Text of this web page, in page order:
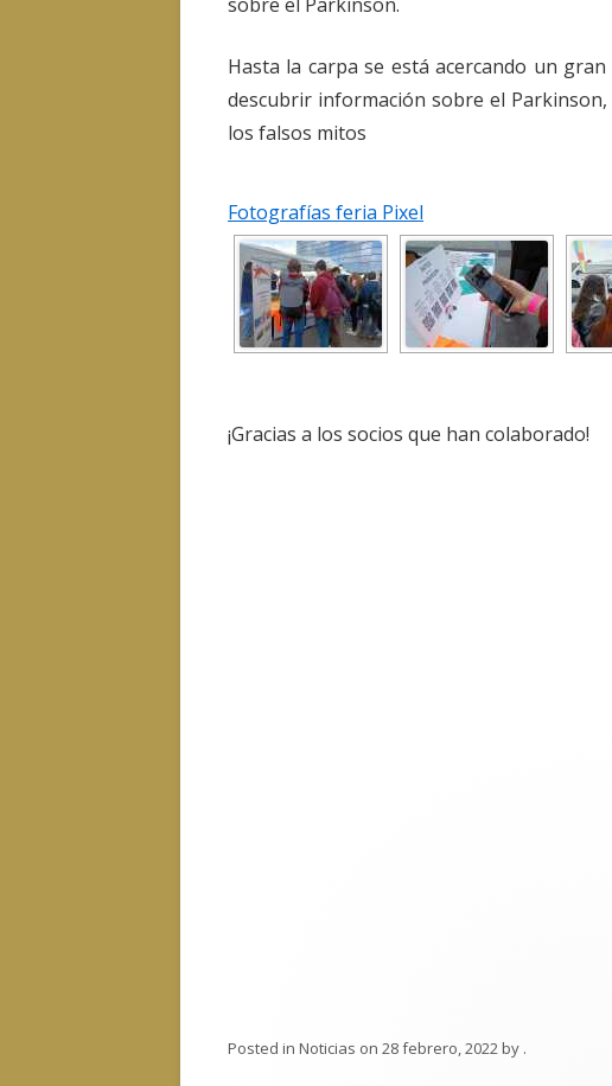
Hasta la carpa se está acercando un
descubrir información sobre el Parkinson,
los falsos mitos
Fotografías feria Pixel
¡Gracias a los socios que han colaborado!
Posted in Noticias on 28 febrero, 2022by .